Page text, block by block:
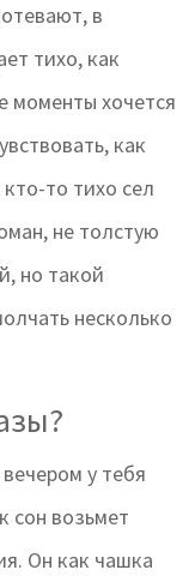
в
тихо, как
моменты хочется
как
то тихо сел
не толстую
но такой
несколько
у тебя
сон возьмет
Он как чашка